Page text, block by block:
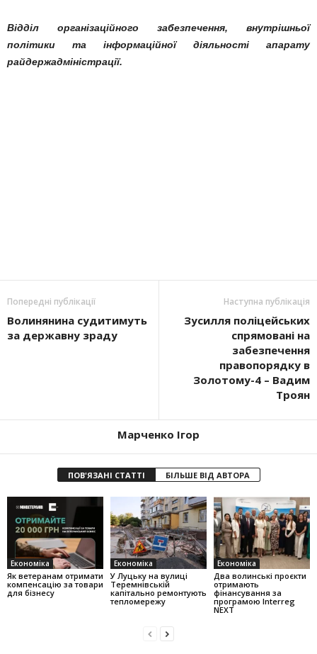
Відділ організаційного забезпечення, внутрішньої
політики та інформаційної діяльності апарату
райдержадміністрації.
Попередні публікації
Волинянина судитимуть
за державну зраду
Наступна публікація
Зусилля поліцейських
спрямовані на
забезпечення
правопорядку в
Золотому-4 – Вадим
Троян
Марченко Ігор
ПОВ'ЯЗАНІ СТАТТІ БІЛЬШЕ ВІД АВТОРА
Економіка
Як ветеранам отримати
компенсацію за товари
для бізнесу
Економіка
У Луцьку на вулиці
Теремнівській
капітально ремонтують
тепломережу
Економіка
Два волинські проєкти
отримають
фінансування за
програмою Interreg
NEXT